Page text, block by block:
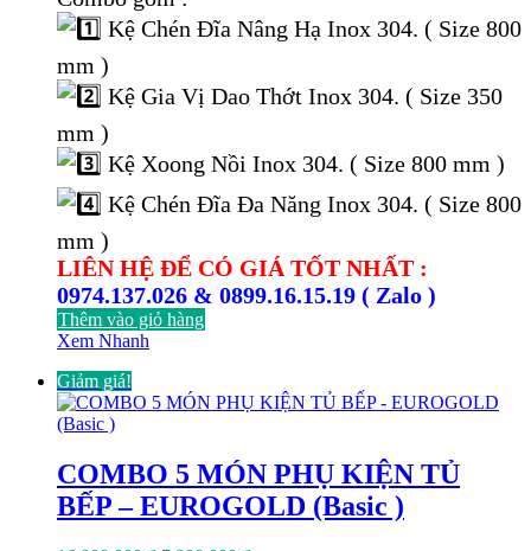
Kệ Chén Đĩa Nâng Hạ Inox 304. ( Size 800
mm )
Kệ Gia Vị Dao Thớt Inox 304. ( Size 350
mm )
Kệ Xoong Nồi Inox 304. ( Size 800 mm )
Kệ Chén Đĩa Đa Năng Inox 304. ( Size 800
mm )
LIÊN HỆ ĐỂ CÓ GIÁ TỐT NHẤT :
0974.137.026 & 0899.16.15.19 ( Zalo )
Thêm vào giỏ hàng
Xem Nhanh
Giảm giá!
COMBO 5 MÓN PHỤ KIỆN TỦ
BẾP – EUROGOLD (Basic )